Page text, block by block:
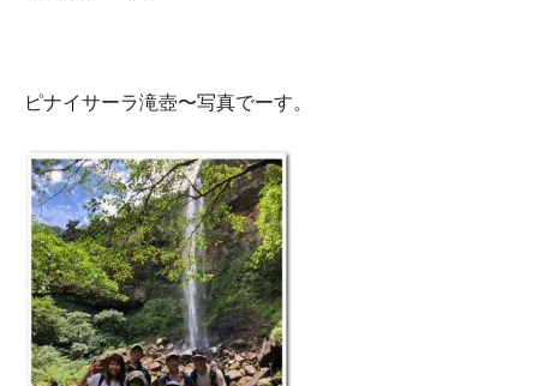
ピナイサーラ滝壺〜写真でーす。